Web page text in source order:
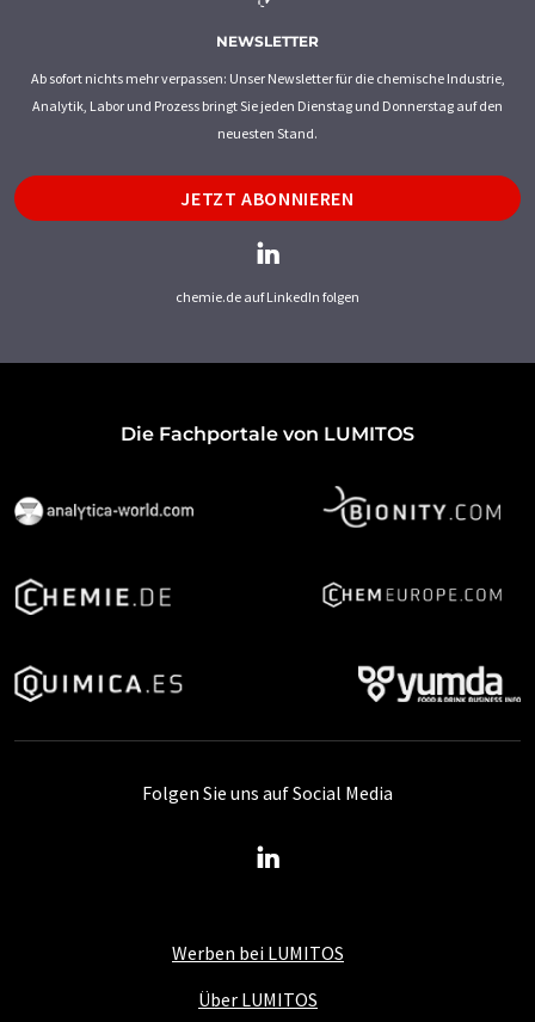
NEWSLETTER
Ab sofort nichts mehr verpassen: Unser Newsletter für die chemische Industrie,
Analytik, Labor und Prozess bringt Sie jeden Dienstag und Donnerstag auf den
neuesten Stand.
JETZT ABONNIEREN
chemie.de auf LinkedIn folgen
Die Fachportale von LUMITOS
Werben bei LUMITOS
Über LUMITOS
Folgen Sie uns auf Social Media